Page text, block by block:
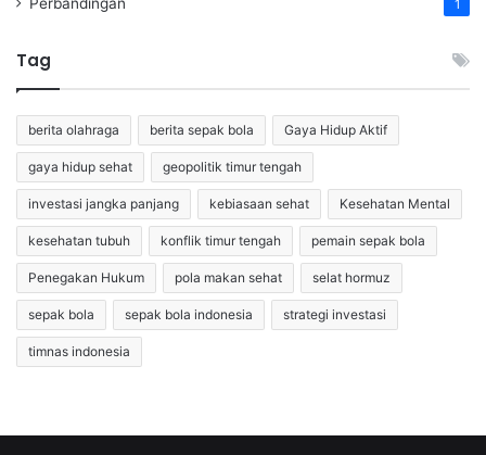
Perbandingan 1
Tag
berita olahraga berita sepak bola Gaya Hidup Aktif
gaya hidup sehat geopolitik timur tengah
investasi jangka panjang kebiasaan sehat Kesehatan Mental
kesehatan tubuh konflik timur tengah pemain sepak bola
Penegakan Hukum pola makan sehat selat hormuz
sepak bola sepak bola indonesia strategi investasi
timnas indonesia